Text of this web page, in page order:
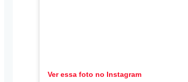
Ver essa foto no Instagram